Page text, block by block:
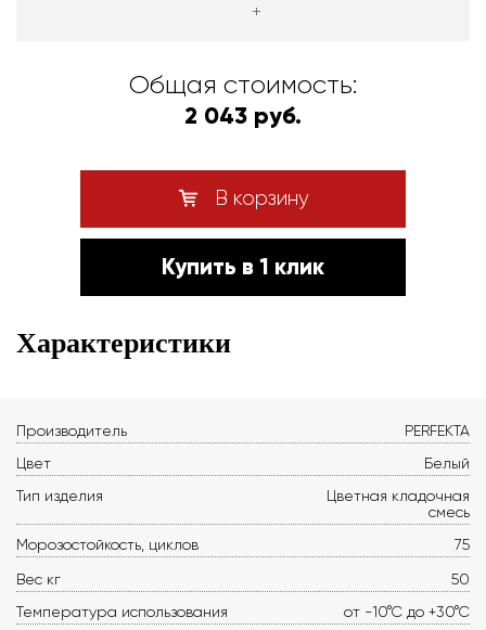
+
Общая стоимость:
2 043 руб.
В корзину
Купить в 1 клик
Характеристики
Производитель
PERFEKTA
Цвет
Белый
Тип изделия
Цветная кладочная
смесь
Морозостойкость, циклов
75
Вес кг
50
Температура использования
от -10°С до +30°С